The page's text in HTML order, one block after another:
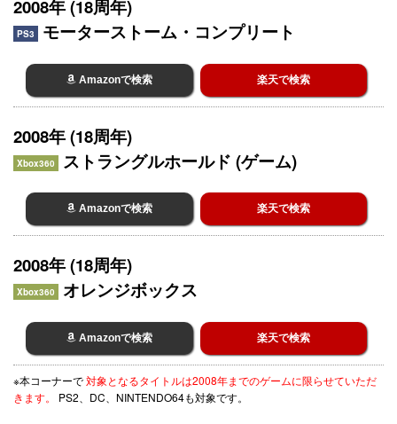
2008年 (18周年)
PS3 モーターストーム・コンプリート
Amazonで検索 楽天で検索
2008年 (18周年)
Xbox360 ストラングルホールド (ゲーム)
Amazonで検索 楽天で検索
2008年 (18周年)
Xbox360 オレンジボックス
Amazonで検索 楽天で検索
※本コーナーで対象となるタイトルは2008年までのゲームに限らせていただ
きます。
PS2、DC、NINTENDO64も対象です。